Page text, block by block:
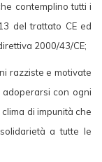
contemplino tutti i
del trattato CE ed
2000/43/CE;
razziste e motivate
con ogni
di impunità che
a tutte le